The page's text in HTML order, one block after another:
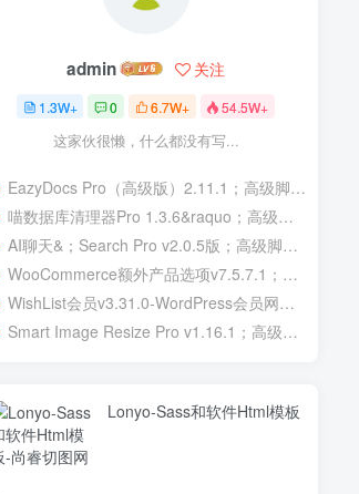
admin 关注
1.3W+ 0 6.7W+ 54.5W+
这家伙很懒，什么都没有写...
EazyDocs Pro（高级版）2.11.1；高级脚本、插件和；移动
喵数据库清理器Pro 1.3.6&raquo；高级脚本、插件和；移动
AI聊天&；Search Pro v2.0.5版；高级脚本、插件和；移动
WooCommerce额外产品选项v7.5.7.1；高级脚本、插件和；移动
WishList会员v3.31.0-WordPress会员网站；高级脚本、插件和；移动
Smart Image Resize Pro v1.16.1；高级脚本、插件和；移动
Lonyo-Sass和软件Html模板